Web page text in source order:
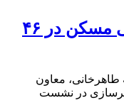
ثبت‌نام جدید نهضت ملی مسکن در ۴۶
طاهرخانی، معاون
در نشست